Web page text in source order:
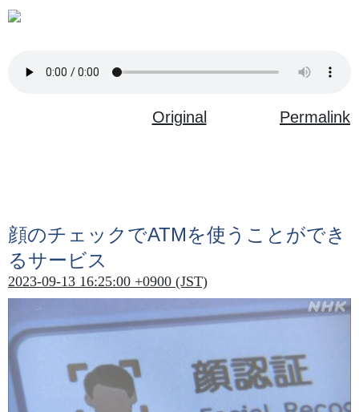
Original Permalink
顔のチェックでATMを使 うことができ
るサービス
2023-09-13 16:25:00 +0900 (JST)